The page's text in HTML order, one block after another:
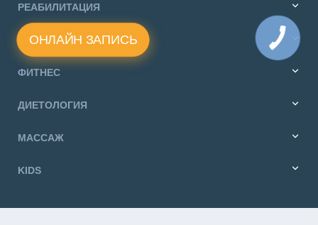
РЕАБИЛИТАЦИЯ
МЕДИЦИНА
ФИТНЕС
ДИЕТОЛОГИЯ
МАССАЖ
KIDS
ОНЛАЙН ЗАПИСЬ